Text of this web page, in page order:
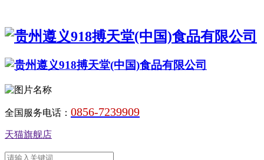
全国服务电话： 0856-7239909
天猫旗舰店